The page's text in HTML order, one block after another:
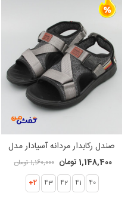
صندل رکابدار مردانه آسیادار مدل
لوتوس405 کد 1531
1,148,400 تومان
1,160,000 تومان
40
41
42
43
2+